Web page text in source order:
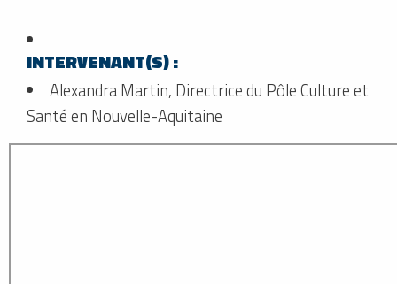
INTERVENANT(S) :
Alexandra Martin, Directrice du Pôle Culture et
Santé en Nouvelle-Aquitaine